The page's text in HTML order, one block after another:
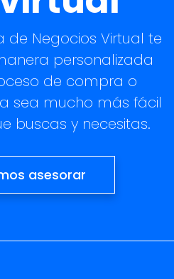
de Negocios Virtual te
personalizada
de compra o
sea mucho más fácil
buscas y necesitas.
asesorar